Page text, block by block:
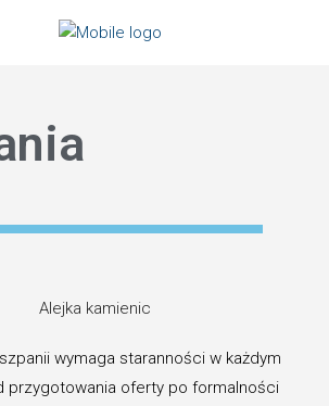
wymaga staranności w każdym
przygotowania oferty po formalności